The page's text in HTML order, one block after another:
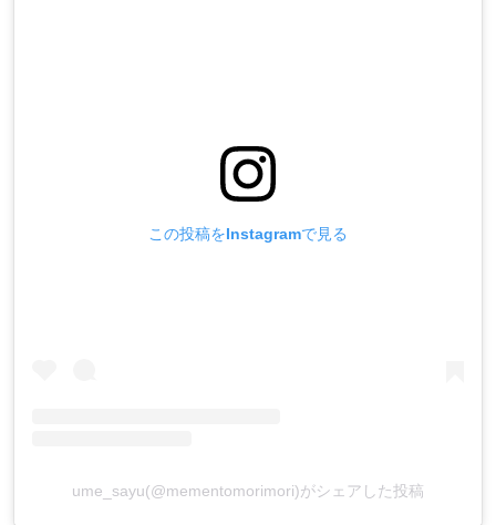
この投稿をInstagramで見る
ume_sayu(@mementomorimori)がシェアした投稿